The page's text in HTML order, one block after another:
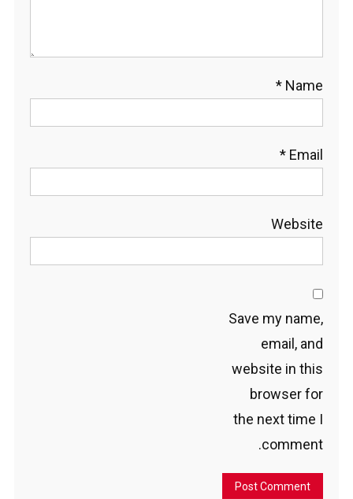
Name
*
Email
*
Website
Save my name,
email, and
website in this
browser for
the next time I
comment.